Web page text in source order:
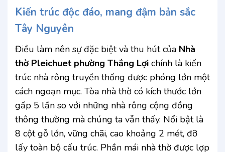
Kiến trúc độc đáo, mang đậm bản sắc
Tây Nguyên
Điều làm nên sự đặc biệt và thu hút của Nhà
thờ Pleichuet phường Thắng Lợi chính là kiến
trúc nhà rông truyền thống được phóng lớn một
cách ngoạn mục. Tòa nhà thờ có kích thước lớn
gấp 5 lần so với những nhà rông cộng đồng
thông thường mà chúng ta vẫn thấy. Nổi bật là
8 cột gỗ lớn, vững chãi, cao khoảng 2 mét, đỡ
lấy toàn bộ cấu trúc. Phần mái nhà thờ được lợp